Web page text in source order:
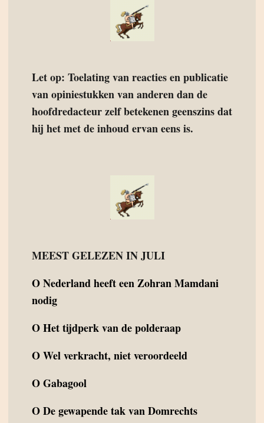
Let op: Toelating van reacties en publicatie
van opiniestukken van anderen dan de
hoofdredacteur zelf betekenen geenszins dat
hij het met de inhoud ervan eens is.
MEEST GELEZEN IN JULI
ONederland heeft een Zohran Mamdani
nodig
OHet tijdperk van de polderaap
OWel verkracht, niet veroordeeld
OGabagool
ODe gewapende tak van Domrechts